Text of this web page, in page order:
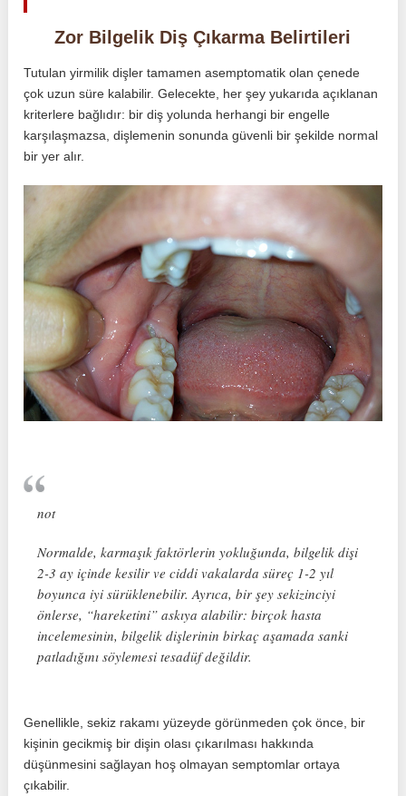
Zor Bilgelik Diş Çıkarma Belirtileri
Tutulan yirmilik dişler tamamen asemptomatik olan çenede
çok uzun süre kalabilir. Gelecekte, her şey yukarıda açıklanan
kriterlere bağlıdır: bir diş yolunda herhangi bir engelle
karşılaşmazsa, dişlemenin sonunda güvenli bir şekilde normal
bir yer alır.
not
Normalde, karmaşık faktörlerin yokluğunda, bilgelik dişi
2-3 ay içinde kesilir ve ciddi vakalarda süreç 1-2 yıl
boyunca iyi sürüklenebilir. Ayrıca, bir şey sekizinciyi
önlerse, “hareketini” askıya alabilir: birçok hasta
incelemesinin, bilgelik dişlerinin birkaç aşamada sanki
patladığını söylemesi tesadüf değildir.
Genellikle, sekiz rakamı yüzeyde görünmeden çok önce, bir
kişinin gecikmiş bir dişin olası çıkarılması hakkında
düşünmesini sağlayan hoş olmayan semptomlar ortaya
çıkabilir.